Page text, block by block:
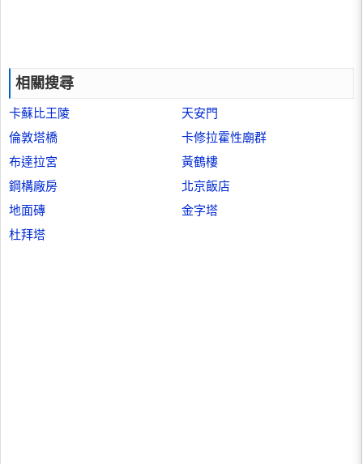
相關搜尋
卡蘇比王陵
天安門
倫敦塔橋
卡修拉霍性廟群
布達拉宮
黃鶴樓
鋼構廠房
北京飯店
地面磚
金字塔
杜拜塔